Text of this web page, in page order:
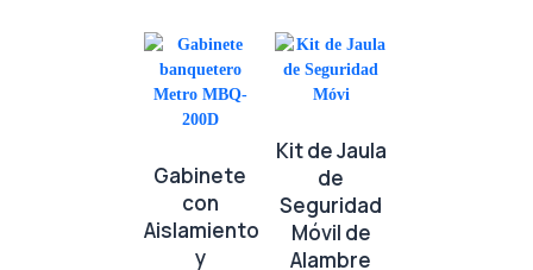
Gabinete
con
Aislamiento
y
Kit de Jaula
de
Seguridad
Móvil de
Alambre